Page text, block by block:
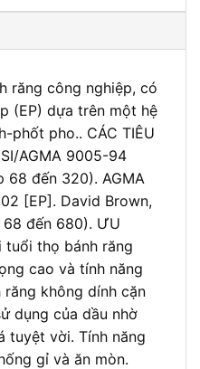
răng công nghiệp, có
(EP) dựa trên một hệ
phốt pho.. CÁC TIÊU
AGMA 9005-94
68 đến 320). AGMA
[EP]. David Brown,
đến 680). ƯU
tuổi thọ bánh răng
cao và tính năng
không dính cặn
dụng của dầu nhờ
tuyệt vời. Tính năng
gỉ và ăn mòn.